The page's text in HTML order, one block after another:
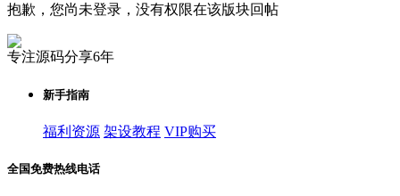
抱歉，您尚未登录，没有权限在该版块回帖
专注源码分享6年
新手指南
福利资源 架设教程 VIP购买
全国免费热线电话